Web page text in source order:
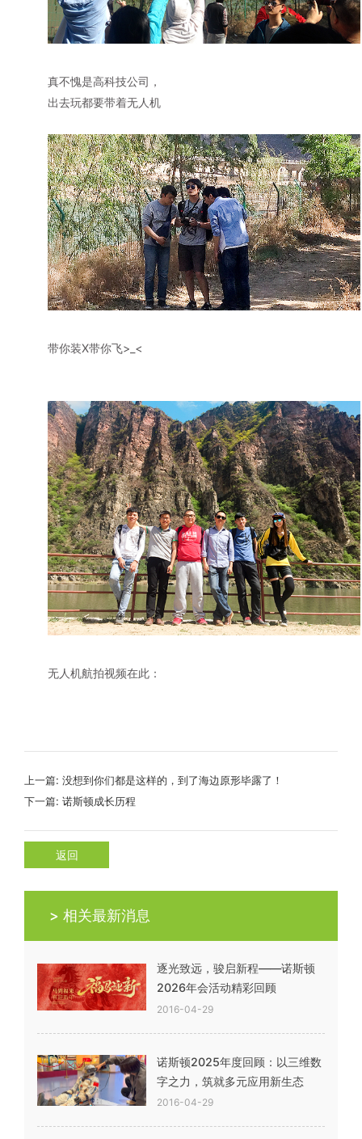
真不愧是高科技公司，
出去玩都要带着无人机
带你装X带你飞>_<
无人机航拍视频在此：
上一篇:没想到你们都是这样的，到了海边原形毕露了！
下一篇:诺斯顿成长历程
返回
> 相关最新消息
逐光致远，骏启新程——诺斯顿
2026年会活动精彩回顾
2016-04-29
诺斯顿2025年度回顾：以三维数
字之力，筑就多元应用新生态
2016-04-29